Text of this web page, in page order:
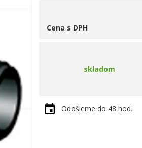
Cena s DPH
skladom
Odošleme do 48 hod.